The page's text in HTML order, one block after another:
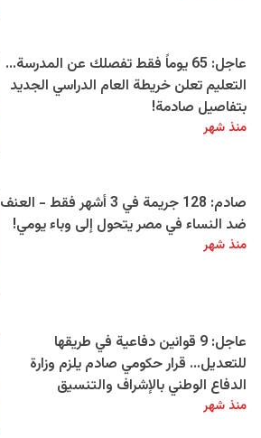
عاجل: 65 يوماً فقط تفصلك عن المدرسة...
التعليم تعلن خريطة العام الدراسي الجديد
بتفاصيل صادمة!
منذ شهر
صادم: 128 جريمة في 3 أشهر فقط - العنف
ضد النساء في مصر يتحول إلى وباء يومي!
منذ شهر
عاجل: 9 قوانين دفاعية في طريقها
للتعديل… قرار حكومي صادم يلزم وزارة
الدفاع الوطني بالإشراف والتنسيق
منذ شهر